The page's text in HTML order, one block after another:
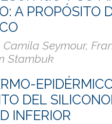
A PROPÓSITO
Seymour,
Stambuk
DEL
INFERIOR